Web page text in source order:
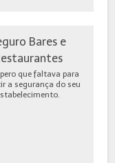
Bares e
que faltava para
a segurança do seu